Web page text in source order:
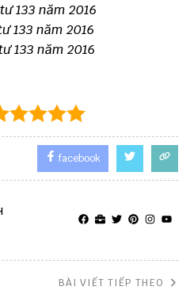
133 năm 2016
133 năm 2016
133 năm 2016
facebook
BÀI VIẾT TIẾP THEO